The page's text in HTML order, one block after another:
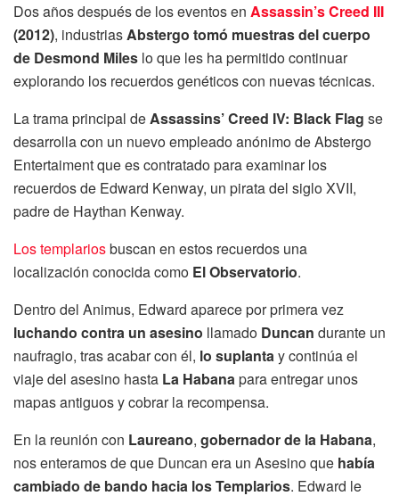
Dos años después de los eventos en Assassin’s Creed III
(2012), industriasAbstergo tomó muestras del cuerpo
de Desmond Miles lo que les ha permitido continuar
explorando los recuerdos genéticos con nuevas técnicas.
La trama principal deAssassins’ Creed IV: Black Flag se
desarrolla con un nuevo empleado anónimo de Abstergo
Entertaiment que es contratado para examinar los
recuerdos de Edward Kenway, un pirata del siglo XVII,
padre de Haythan Kenway.
Los templariosbuscan en estos recuerdos una
localización conocida como El Observatorio.
Dentro del Animus, Edward aparece por primera vez
luchando contra un asesino llamado Duncan durante un
naufragio, tras acabar con él, lo suplantay continúa el
viaje del asesino hasta La Habanapara entregar unos
mapas antiguos y cobrar la recompensa.
En la reunión con Laureano, gobernador de la Habana,
nos enteramos de que Duncan era un Asesino que había
cambiado de bando hacia los Templarios. Edward le